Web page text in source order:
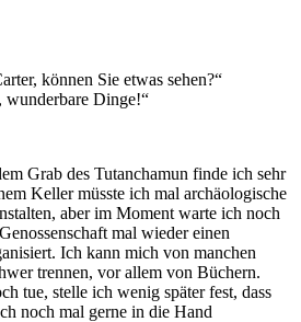
können Sie etwas sehen?“
wunderbare Dinge!“
Grab des Tutanchamun finde ich sehr
Keller müsste ich mal archäologische
aber im Moment warte ich noch
mal wieder einen
Ich kann mich von manchen
trennen, vor allem von Büchern.
tue, stelle ich wenig später fest, dass
noch mal gerne in die Hand